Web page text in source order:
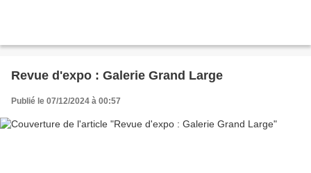
Revue d'expo : Galerie Grand Large
Publié le 07/12/2024 à 00:57